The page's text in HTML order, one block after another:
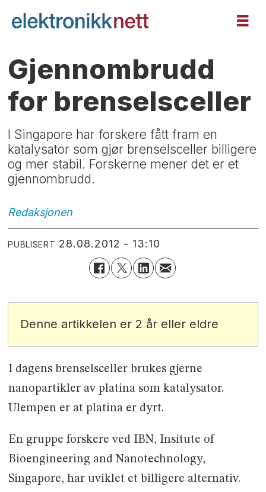
Gjennombrudd
for brenselsceller
I Singapore har forskere fått fram en
katalysator som gjør brenselsceller billigere
og mer stabil. Forskerne mener det er et
gjennombrudd.
Redaksjonen
PUBLISERT 28.08.2012 - 13:10
Denne artikkelen er 2 år eller eldre
I dagens brenselsceller brukes gjerne
nanopartikler av platina som katalysator.
Ulempen er at platina er dyrt.
En gruppe forskere ved IBN, Insitute of
Bioengineering and Nanotechnology,
Singapore, har uviklet et billigere alternativ.